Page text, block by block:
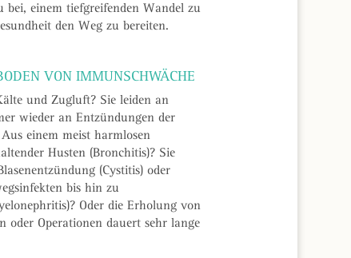
bei, einem tiefgreifenden Wandel zu
den Weg zu bereiten.
VON IMMUNSCHWÄCHE
und Zugluft? Sie leiden an
wieder an Entzündungen der
einem meist harmlosen
Husten (Bronchitis)? Sie
(Cystitis) oder
bis hin zu
Oder die Erholung von
oder Operationen dauert sehr lange